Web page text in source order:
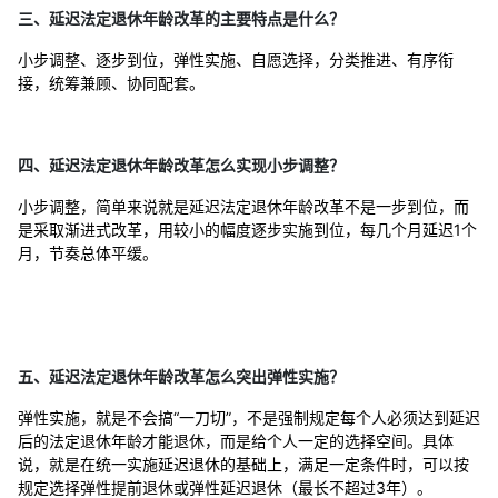
三、延迟法定退休年龄改革的主要特点是什么？
小步调整、逐步到位，弹性实施、自愿选择，分类推进、有序衔
接，统筹兼顾、协同配套。
四、延迟法定退休年龄改革怎么实现小步调整？
小步调整，简单来说就是延迟法定退休年龄改革不是一步到位，而
是采取渐进式改革，用较小的幅度逐步实施到位，每几个月延迟1个
月，节奏总体平缓。
五、延迟法定退休年龄改革怎么突出弹性实施？
弹性实施，就是不会搞“一刀切”，不是强制规定每个人必须达到延迟
后的法定退休年龄才能退休，而是给个人一定的选择空间。具体
说，就是在统一实施延迟退休的基础上，满足一定条件时，可以按
规定选择弹性提前退休或弹性延迟退休（最长不超过3年）。